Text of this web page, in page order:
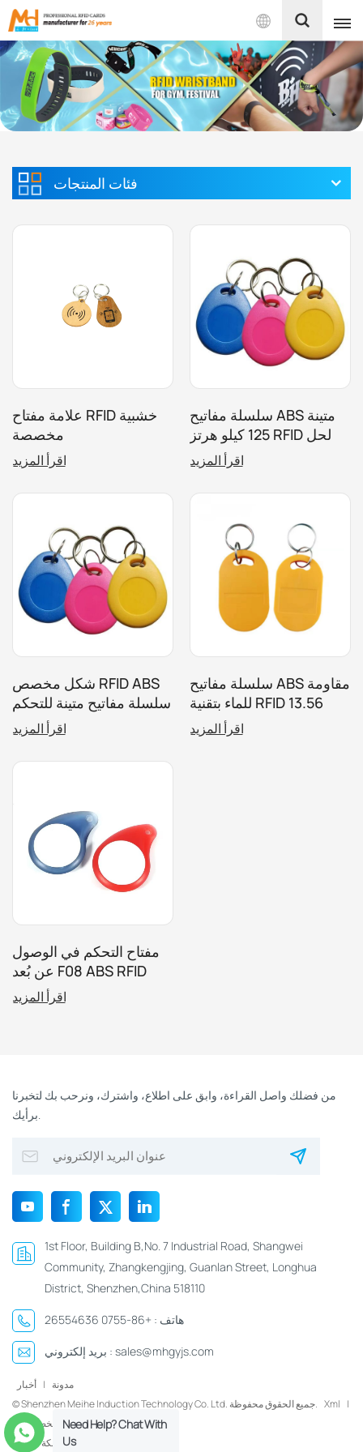
بالعربية
English
فئات المنتجات
علامة مفتاح RFID خشبية
مخصصة
اقرأ المزيد
سلسلة مفاتيح ABS متينة
125 كيلو هرتز RFID لحل
التحكم في الوصول
اقرأ المزيد
شكل مخصص RFID ABS
سلسلة مفاتيح متينة للتحكم
في الوصول
اقرأ المزيد
سلسلة مفاتيح ABS مقاومة
للماء بتقنية RFID 13.56
ميجا هرتز 1 كيلو هرتز
للتحكم في الوصول
اقرأ المزيد
مفتاح التحكم في الوصول
عن بُعد F08 ABS RFID
اقرأ المزيد
من فضلك واصل القراءة، وابق على اطلاع، واشترك، ونرحب بك لتخبرنا
برأيك.
1st Floor, Building B,No. 7 Industrial Road, Shangwei
Community, Zhangkengjing, Guanlan Street, Longhua
District, Shenzhen,China 518110
هاتف : +86-0755 26554636
بريد إلكتروني : sales@mhgyjs.com
مدونة | أخبار
© Shenzhen Meihe Induction Technology Co. Ltd. جميع الحقوق محفوظة. Xml |
سياسة الخصوصيةNeed Help? Chat With
Us